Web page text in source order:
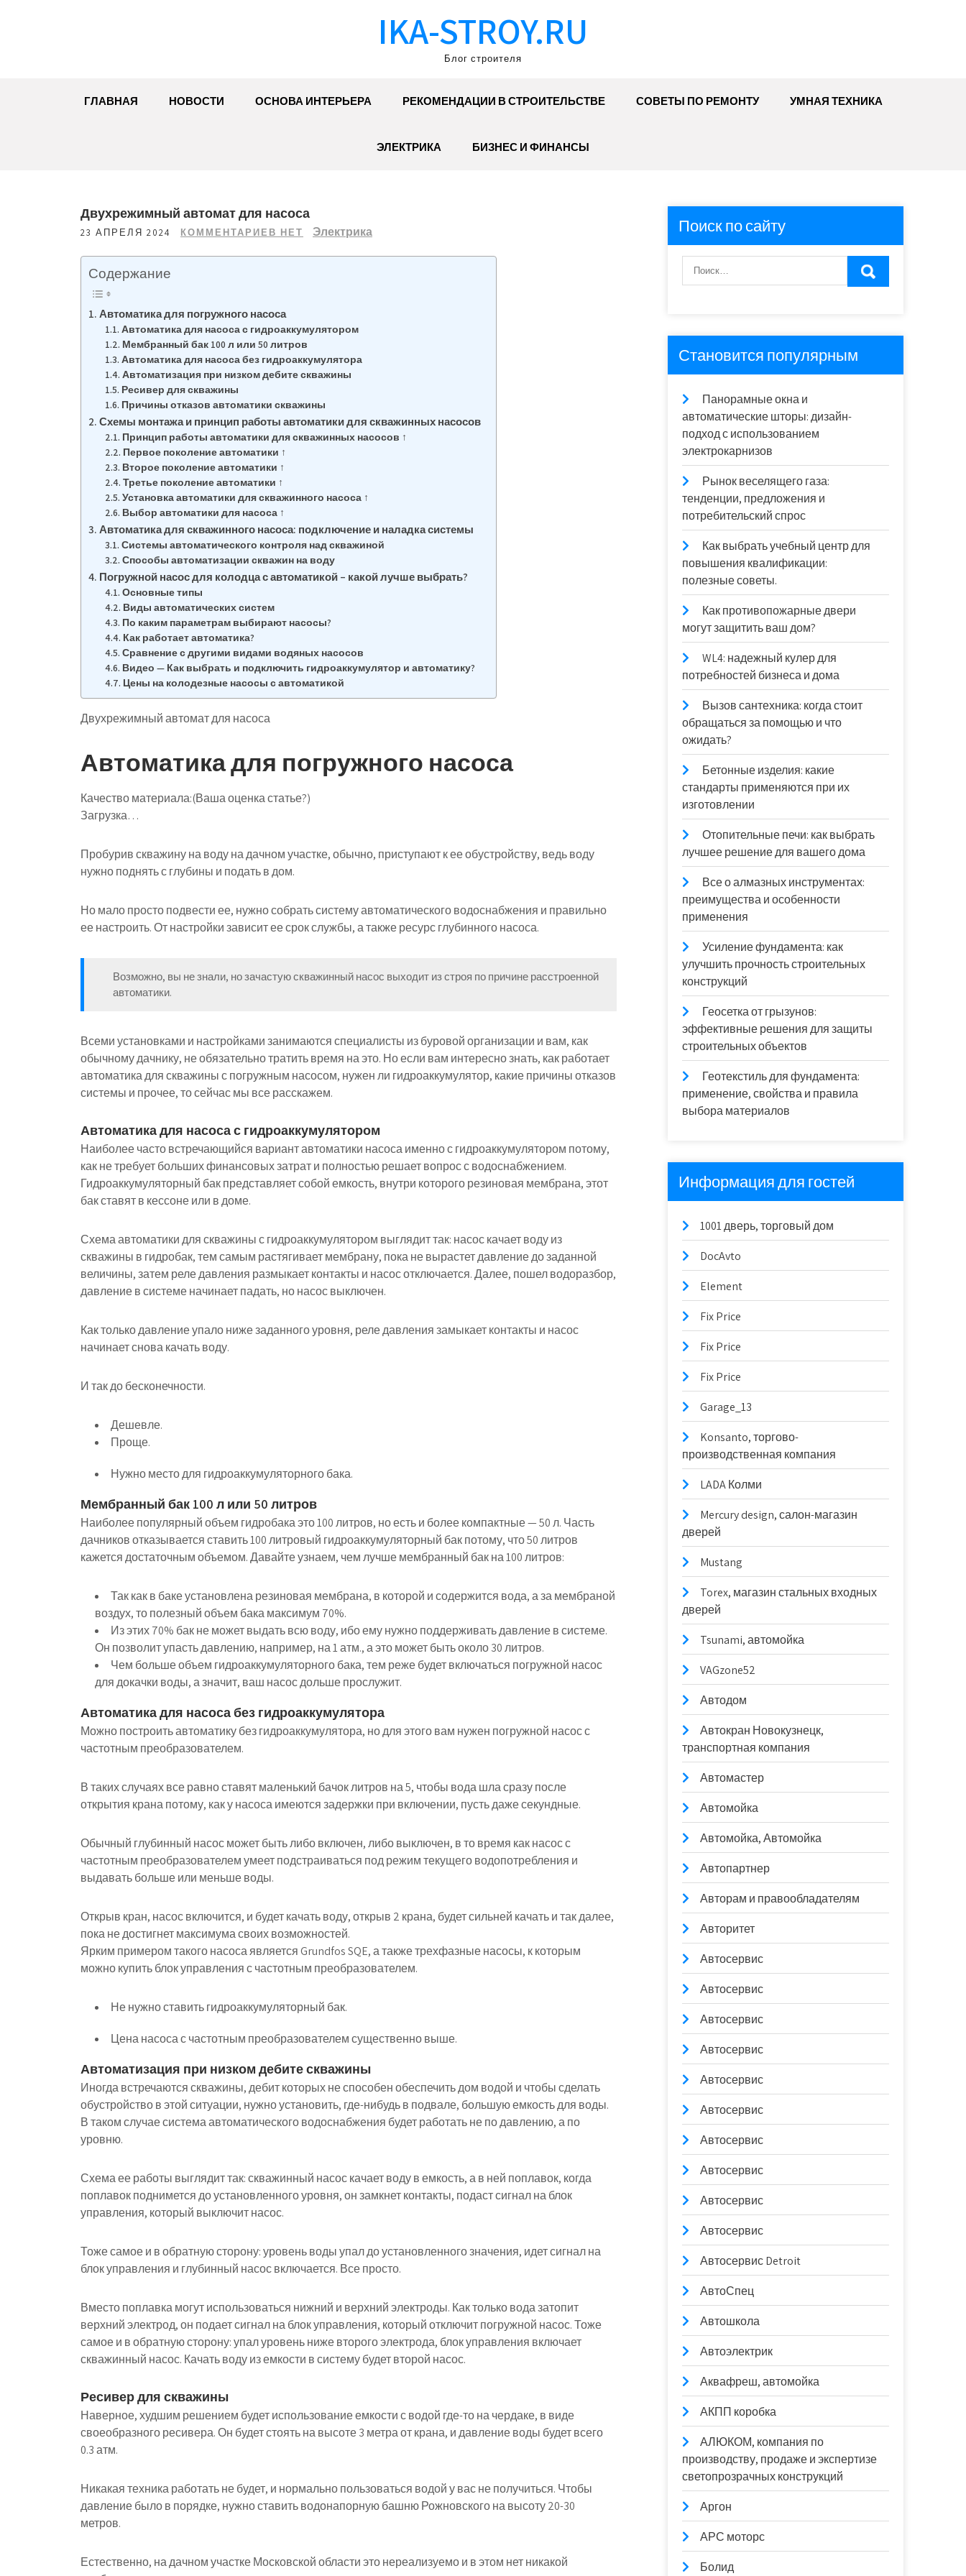
IKA-STROY.RU
Блог строителя
ГЛАВНАЯ НОВОСТИ ОСНОВА ИНТЕРЬЕРА РЕКОМЕНДАЦИИ В СТРОИТЕЛЬСТВЕ СОВЕТЫ ПО РЕМОНТУ УМНАЯ ТЕХНИКА
ЭЛЕКТРИКА БИЗНЕС И ФИНАНСЫ
Двухрежимный автомат для насоса
23 АПРЕЛЯ 2024 КОММЕНТАРИЕВ НЕТ Электрика
Содержание
Автоматика для погружного насоса
Автоматика для насоса с гидроаккумулятором
Мембранный бак 100 л или 50 литров
Автоматика для насоса без гидроаккумулятора
Автоматизация при низком дебите скважины
Ресивер для скважины
Причины отказов автоматики скважины
Схемы монтажа и принцип работы автоматики для скважинных насосов
Принцип работы автоматики для скважинных насосов ↑
Первое поколение автоматики ↑
Второе поколение автоматики ↑
Третье поколение автоматики ↑
Установка автоматики для скважинного насоса ↑
Выбор автоматики для насоса ↑
Автоматика для скважинного насоса: подключение и наладка системы
Системы автоматического контроля над скважиной
Способы автоматизации скважин на воду
Погружной насос для колодца с автоматикой – какой лучше выбрать?
Основные типы
Виды автоматических систем
По каким параметрам выбирают насосы?
Как работает автоматика?
Сравнение с другими видами водяных насосов
Видео — Как выбрать и подключить гидроаккумулятор и автоматику?
Цены на колодезные насосы с автоматикой
Двухрежимный автомат для насоса
Автоматика для погружного насоса
Качество материала:(Ваша оценка статье?)
Загрузка…
Пробурив скважину на воду на дачном участке, обычно, приступают к ее обустройству, ведь воду
нужно поднять с глубины и подать в дом.
Но мало просто подвести ее, нужно собрать систему автоматического водоснабжения и правильно
ее настроить. От настройки зависит ее срок службы, а также ресурс глубинного насоса.
Возможно, вы не знали, но зачастую скважинный насос выходит из строя по причине расстроенной
автоматики.
Всеми установками и настройками занимаются специалисты из буровой организации и вам, как
обычному дачнику, не обязательно тратить время на это. Но если вам интересно знать, как работает
автоматика для скважины с погружным насосом, нужен ли гидроаккумулятор, какие причины отказов
системы и прочее, то сейчас мы все расскажем.
Автоматика для насоса с гидроаккумулятором
Наиболее часто встречающийся вариант автоматики насоса именно с гидроаккумулятором потому,
как не требует больших финансовых затрат и полностью решает вопрос с водоснабжением.
Гидроаккумуляторный бак представляет собой емкость, внутри которого резиновая мембрана, этот
бак ставят в кессоне или в доме.
Схема автоматики для скважины с гидроаккумулятором выглядит так: насос качает воду из
скважины в гидробак, тем самым растягивает мембрану, пока не вырастет давление до заданной
величины, затем реле давления размыкает контакты и насос отключается. Далее, пошел водоразбор,
давление в системе начинает падать, но насос выключен.
Как только давление упало ниже заданного уровня, реле давления замыкает контакты и насос
начинает снова качать воду.
И так до бесконечности.
Дешевле.
Проще.
Нужно место для гидроаккумуляторного бака.
Мембранный бак 100 л или 50 литров
Наиболее популярный объем гидробака это 100 литров, но есть и более компактные — 50 л. Часть
дачников отказывается ставить 100 литровый гидроаккумуляторный бак потому, что 50 литров
кажется достаточным объемом. Давайте узнаем, чем лучше мембранный бак на 100 литров:
Так как в баке установлена резиновая мембрана, в которой и содержится вода, а за мембраной
воздух, то полезный объем бака максимум 70%.
Из этих 70% бак не может выдать всю воду, ибо ему нужно поддерживать давление в системе.
Он позволит упасть давлению, например, на 1 атм., а это может быть около 30 литров.
Чем больше объем гидроаккумуляторного бака, тем реже будет включаться погружной насос
для докачки воды, а значит, ваш насос дольше прослужит.
Автоматика для насоса без гидроаккумулятора
Можно построить автоматику без гидроаккумулятора, но для этого вам нужен погружной насос с
частотным преобразователем.
В таких случаях все равно ставят маленький бачок литров на 5, чтобы вода шла сразу после
открытия крана потому, как у насоса имеются задержки при включении, пусть даже секундные.
Обычный глубинный насос может быть либо включен, либо выключен, в то время как насос с
частотным преобразователем умеет подстраиваться под режим текущего водопотребления и
выдавать больше или меньше воды.
Открыв кран, насос включится, и будет качать воду, открыв 2 крана, будет сильней качать и так далее,
пока не достигнет максимума своих возможностей.
Ярким примером такого насоса является Grundfos SQE, а также трехфазные насосы, к которым
можно купить блок управления с частотным преобразователем.
Не нужно ставить гидроаккумуляторный бак.
Цена насоса с частотным преобразователем существенно выше.
Автоматизация при низком дебите скважины
Иногда встречаются скважины, дебит которых не способен обеспечить дом водой и чтобы сделать
обустройство в этой ситуации, нужно установить, где-нибудь в подвале, большую емкость для воды.
В таком случае система автоматического водоснабжения будет работать не по давлению, а по
уровню.
Схема ее работы выглядит так: скважинный насос качает воду в емкость, а в ней поплавок, когда
поплавок поднимется до установленного уровня, он замкнет контакты, подаст сигнал на блок
управления, который выключит насос.
Тоже самое и в обратную сторону: уровень воды упал до установленного значения, идет сигнал на
блок управления и глубинный насос включается. Все просто.
Вместо поплавка могут использоваться нижний и верхний электроды. Как только вода затопит
верхний электрод, он подает сигнал на блок управления, который отключит погружной насос. Тоже
самое и в обратную сторону: упал уровень ниже второго электрода, блок управления включает
скважинный насос. Качать воду из емкости в систему будет второй насос.
Ресивер для скважины
Наверное, худшим решением будет использование емкости с водой где-то на чердаке, в виде
своеобразного ресивера. Он будет стоять на высоте 3 метра от крана, и давление воды будет всего
0.3 атм.
Никакая техника работать не будет, и нормально пользоваться водой у вас не получиться. Чтобы
давление было в порядке, нужно ставить водонапорную башню Рожновского на высоту 20-30
метров.
Естественно, на дачном участке Московской области это нереализуемо и в этом нет никакой
Поиск по сайту
Становится популярным
Панорамные окна и
автоматические шторы: дизайн-
подход с использованием
электрокарнизов
Рынок веселящего газа:
тенденции, предложения и
потребительский спрос
Как выбрать учебный центр для
повышения квалификации:
полезные советы.
Как противопожарные двери
могут защитить ваш дом?
WL4: надежный кулер для
потребностей бизнеса и дома
Вызов сантехника: когда стоит
обращаться за помощью и что
ожидать?
Бетонные изделия: какие
стандарты применяются при их
изготовлении
Отопительные печи: как выбрать
лучшее решение для вашего дома
Все о алмазных инструментах:
преимущества и особенности
применения
Усиление фундамента: как
улучшить прочность строительных
конструкций
Геосетка от грызунов:
эффективные решения для защиты
строительных объектов
Геотекстиль для фундамента:
применение, свойства и правила
выбора материалов
Информация для гостей
1001 дверь, торговый дом
DocAvto
Element
Fix Price
Fix Price
Fix Price
Garage_13
Konsanto, торгово-
производственная компания
LADA Колми
Mercury design, салон-магазин
дверей
Mustang
Torex, магазин стальных входных
дверей
Tsunami, автомойка
VAGzone52
Автодом
Автокран Новокузнецк,
транспортная компания
Автомастер
Автомойка
Автомойка, Автомойка
Автопартнер
Авторам и правообладателям
Авторитет
Автосервис
Автосервис
Автосервис
Автосервис
Автосервис
Автосервис
Автосервис
Автосервис
Автосервис
Автосервис
Автосервис Detroit
АвтоСпец
Автошкола
Автоэлектрик
Аквафреш, автомойка
АКПП коробка
АЛЮКОМ, компания по
производству, продаже и экспертизе
светопрозрачных конструкций
Аргон
АРС моторс
Болид